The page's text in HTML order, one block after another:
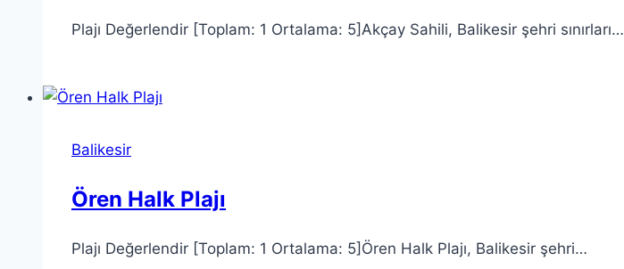
Plajı Değerlendir [Toplam: 1 Ortalama: 5]Akçay Sahili, Balikesir şehri sınırları…
Balikesir
Ören Halk Plajı
Plajı Değerlendir [Toplam: 1 Ortalama: 5]Ören Halk Plajı, Balikesir şehri…